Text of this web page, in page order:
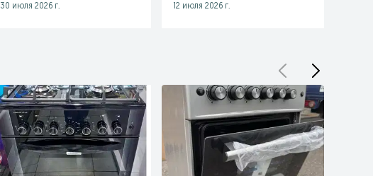
30 июля 2026 г.
12 июля 2026 г.